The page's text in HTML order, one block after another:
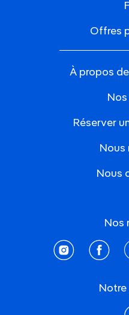
Offres
À propos
Réserver
Nous
Nous
Nos
instagram